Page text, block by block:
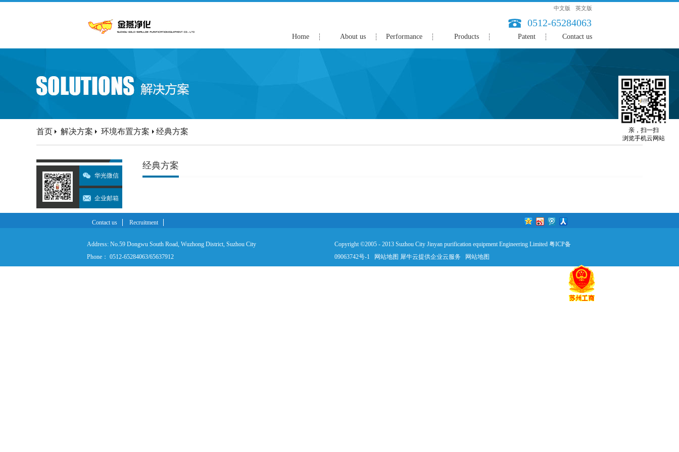
0512-65284063
中文版 英文版
Home About us Performance Products Patent Contact us
华光微信
企业邮箱
首页 解决方案 环境布置方案 经典方案
经典方案
Contact us Recruitment
Copyright ©2005 - 2013 Suzhou City Jinyan purification equipment Engineering Limited 粤ICP备
09063742号-1
网站地图 犀牛云提供企业云服务 网站地图
Address: No.59 Dongwu South Road, Wuzhong District, Suzhou City
Phone： 0512-65284063/65637912
亲，扫一扫
浏览手机云网站